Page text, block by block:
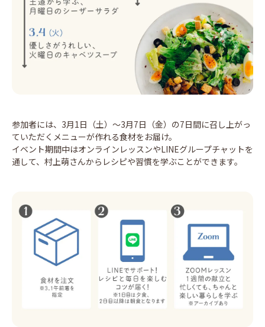
参加者には、3月1日（土）～3月7日（金）の7日間に召し上がっ
ていただくメニューが作れる食材をお届け。
イベント期間中はオンラインレッスンやLINEグループチャットを
通して、村上萌さんからレシピや習慣を学ぶことができます。